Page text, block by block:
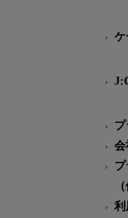
ケ
会
利